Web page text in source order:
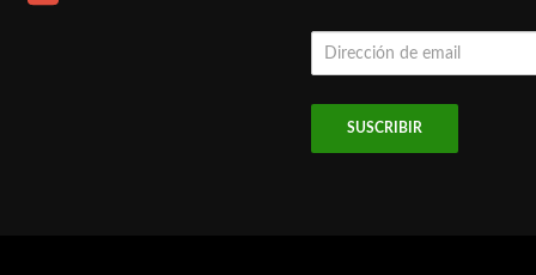
Dirección